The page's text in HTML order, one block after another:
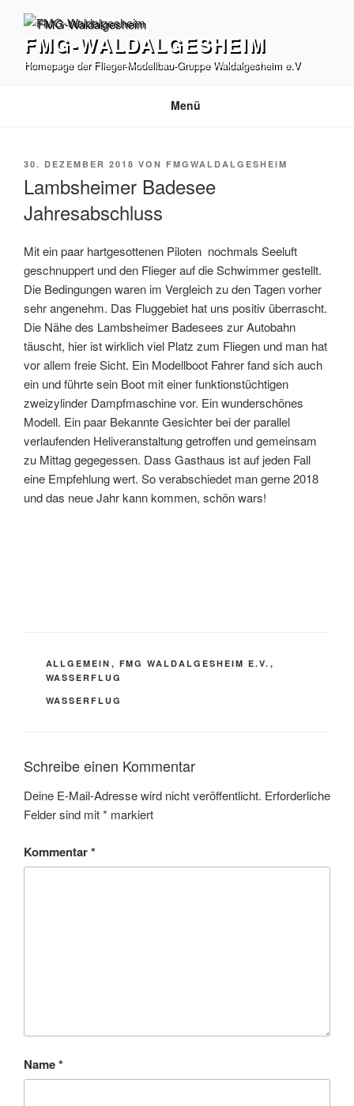
Inhalt
springenFMG-WALDALGESHEIM
Homepage der Flieger-Modellbau-Gruppe Waldalgesheim e.V
Menü
VERÖFFENTLICHT
30. DEZEMBER 2018 VON FMGWALDALGESHEIM
Lambsheimer Badesee
Jahresabschluss
Mit ein paar hartgesottenen Piloten nochmals Seeluft
geschnuppert und den Flieger auf die Schwimmer gestellt.
Die Bedingungen waren im Vergleich zu den Tagen vorher
sehr angenehm. Das Fluggebiet hat uns positiv überrascht.
Die Nähe des Lambsheimer Badesees zur Autobahn
täuscht, hier ist wirklich viel Platz zum Fliegen und man hat
vor allem freie Sicht. Ein Modellboot Fahrer fand sich auch
ein und führte sein Boot mit einer funktionstüchtigen
zweizylinder Dampfmaschine vor. Ein wunderschönes
Modell. Ein paar Bekannte Gesichter bei der parallel
verlaufenden Heliveranstaltung getroffen und gemeinsam
zu Mittag gegegessen. Dass Gasthaus ist auf jeden Fall
eine Empfehlung wert. So verabschiedet man gerne 2018
und das neue Jahr kann kommen, schön wars!
KATEGORIEN
ALLGEMEIN , FMG WALDALGESHEIM E.V. ,
WASSERFLUG
SCHLAGWÖRTER
WASSERFLUG
Schreibe einen Kommentar
Deine E-Mail-Adresse wird nicht veröffentlicht. Erforderliche
Felder sind mit* markiert
Kommentar*
Name*